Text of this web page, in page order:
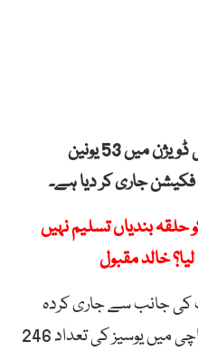
کراچی: حکومت سندھ نے کراچی ڈویژن میں 53 یونین
فکیشن جاری کر دیا ہے۔
بندیاں تسلیم نہیں
خالد مقبول
جانب سے جاری کردہ
اعلامیے میں کہا گیا ہے کہ کراچی میں یوسیز کی تعداد 246